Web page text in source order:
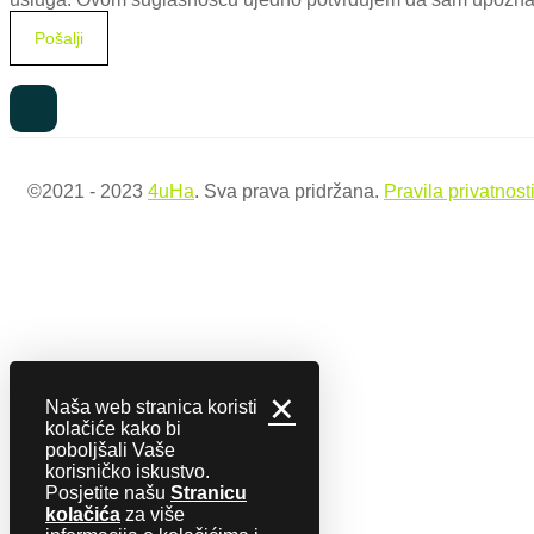
©2021 - 2023 4uHa. Sva prava pridržana. Pravila privatnosti
Naša web stranica koristi
kolačiće kako bi
poboljšali Vaše
korisničko iskustvo.
Posjetite našu Stranicu
kolačića za više
✕